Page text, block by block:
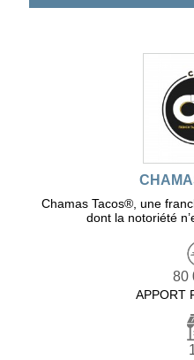
Chamas Tacos®️, une
dont la notoriété
80
APPORT